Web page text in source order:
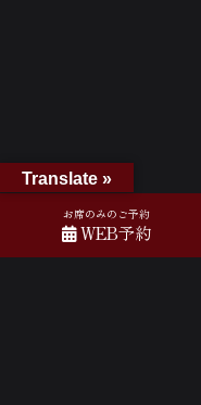
お席のみのご予約
WEB予約
Translate »